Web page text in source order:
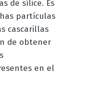
de sílice. Es
partículas
cascarillas
de obtener
en el